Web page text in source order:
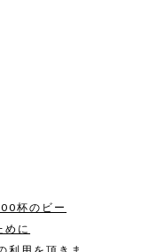
杯のビー
めに